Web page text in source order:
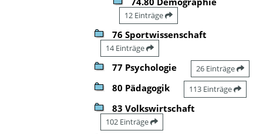
12 Einträge
76 Sportwissenschaft
14 Einträge
77 Psychologie 26 Einträge
80 Pädagogik 113 Einträge
83 Volkswirtschaft
102 Einträge